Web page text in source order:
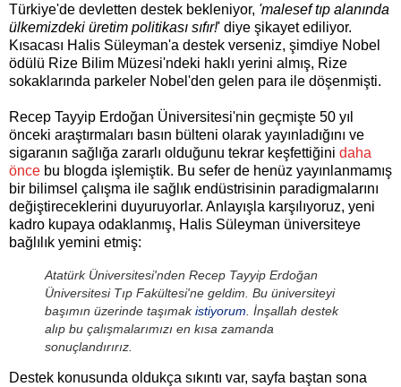
Türkiye'de devletten destek bekleniyor, 'malesef tıp alanında
ülkemizdeki üretim politikası sıfır!' diye şikayet ediliyor.
Kısacası Halis Süleyman'a destek verseniz, şimdiye Nobel
ödülü Rize Bilim Müzesi'ndeki haklı yerini almış, Rize
sokaklarında parkeler Nobel'den gelen para ile döşenmişti.
Recep Tayyip Erdoğan Üniversitesi'nin geçmişte 50 yıl
önceki araştırmaları basın bülteni olarak yayınladığını ve
sigaranın sağlığa zararlı olduğunu tekrar keşfettiğini daha
önce bu blogda işlemiştik. Bu sefer de henüz yayınlanmamış
bir bilimsel çalışma ile sağlık endüstrisinin paradigmalarını
değiştireceklerini duyuruyorlar. Anlayışla karşılıyoruz, yeni
kadro kupaya odaklanmış, Halis Süleyman üniversiteye
bağlılık yemini etmiş:
Atatürk Üniversitesi'nden Recep Tayyip Erdoğan
Üniversitesi Tıp Fakültesi'ne geldim. Bu üniversiteyi
başımın üzerinde taşımakistiyorum . İnşallah destek
alıp bu çalışmalarımızı en kısa zamanda
sonuçlandırırız.
Destek konusunda oldukça sıkıntı var, sayfa baştan sona